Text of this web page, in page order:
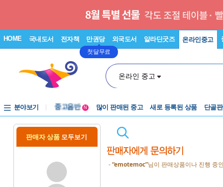
HOME 국내도서 전자책 만권당
첫달무료
외국도서 알라딘굿즈 온라인중고
온라인 중고
분야보기
중고음반
N 많이 판매된 중고 새로 등록된 상품 단골
판매자 상품 모두보기
-“emotemoc”님이 판매상품이나 진행 중